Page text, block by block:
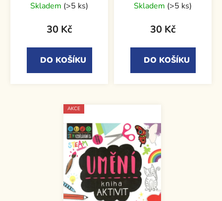
Skladem (>5 ks)
30 Kč
DO KOŠÍKU
Skladem (>5 ks)
30 Kč
DO KOŠÍKU
AKCE